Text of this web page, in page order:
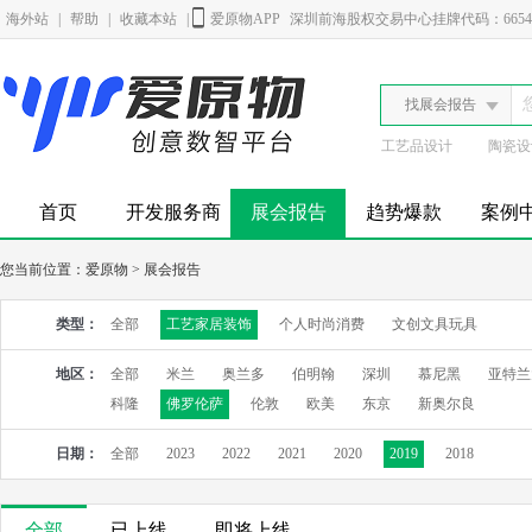
海外站 帮助 收藏本站 爱原物APP 深圳前海股权交易中心挂牌代码：
找展会报告
工艺品设计 陶瓷
首页 开发服务商 展会报告 趋势爆款 案例
您当前位置： 爱原物 > 展会报告
类型： 全部 工艺家居装饰 个人时尚消费 文创文具玩具
地区： 全部 米兰 奥兰多 伯明翰 深圳 慕尼黑
亚特
科隆
佛罗伦萨 伦敦 欧美 东京 新奥尔良
日期： 全部 2023 2022 2021 2020 2019 2018